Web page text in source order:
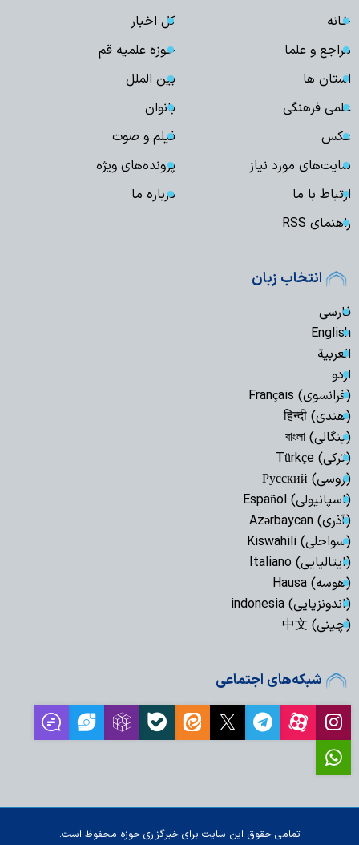
خانه
کل اخبار
مراجع و علما
حوزه علمیه قم
استان ها
بین الملل
علمی فرهنگی
بانوان
عکس
فیلم و صوت
سایت‌های مورد نیاز
پرونده‌های ویژه
ارتباط با ما
درباره ما
راهنمای RSS
انتخاب زبان
فارسی
English
العربیة
اردو
(فرانسوی) Français
(هندی) हिन्दी
(بنگالی) বাংলা
(ترکی) Türkçe
(روسی) Русский
(اسپانیولی) Español
(آذری) Azərbaycan
(سواحلی) Kiswahili
(ایتالیایی) Italiano
(هوسه) Hausa
(اندونزیایی) indonesia
(چینی) 中文
شبکه‌های اجتماعی
تمامی حقوق این سایت برای خبرگزاری حوزه محفوظ است.